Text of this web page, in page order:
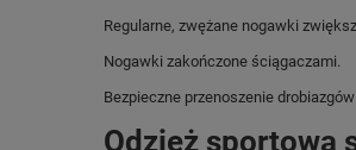
Regularne, zwężane nogawki
Nogawki zakończone ściągaczami.
Bezpieczne przenoszenie
Odzież sportowa